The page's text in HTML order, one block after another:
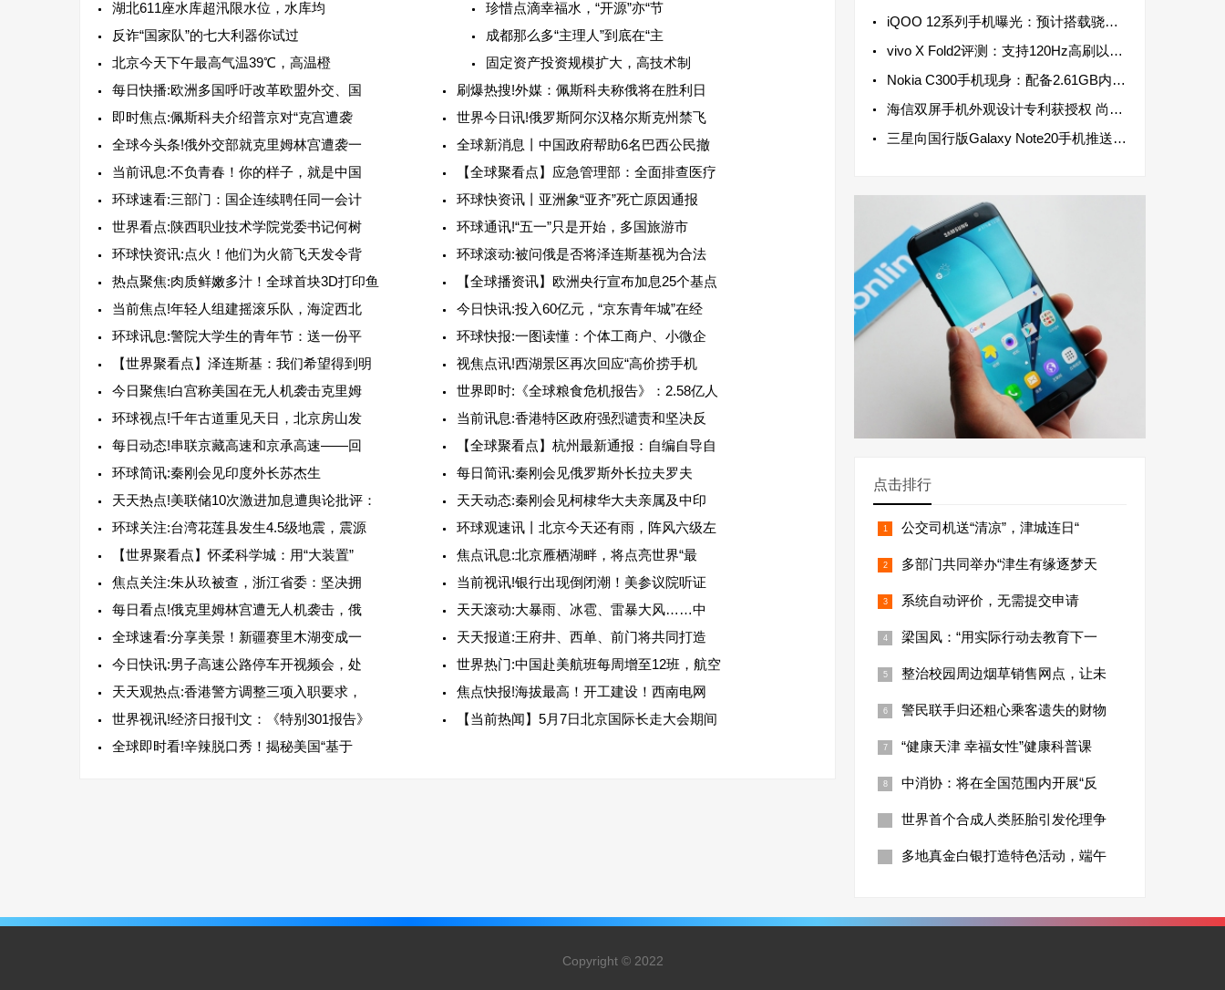
湖北611座水库超汛限水位，水库均
珍惜点滴幸福水，“开源”亦“节
反诈“国家队”的七大利器你试过
成都那么多“主理人”到底在“主
北京今天下午最高气温39℃，高温橙
固定资产投资规模扩大，高技术制
每日快播:欧洲多国呼吁改革欧盟外交、国
刷爆热搜!外媒：佩斯科夫称俄将在胜利日
即时焦点:佩斯科夫介绍普京对“克宫遭袭
世界今日讯!俄罗斯阿尔汉格尔斯克州禁飞
全球今头条!俄外交部就克里姆林宫遭袭一
全球新消息丨中国政府帮助6名巴西公民撤
当前讯息:不负青春！你的样子，就是中国
【全球聚看点】应急管理部：全面排查医疗
环球速看:三部门：国企连续聘任同一会计
环球快资讯丨亚洲象“亚齐”死亡原因通报
世界看点:陕西职业技术学院党委书记何树
环球通讯!“五一”只是开始，多国旅游市
环球快资讯:点火！他们为火箭飞天发令背
环球滚动:被问俄是否将泽连斯基视为合法
热点聚焦:肉质鲜嫩多汁！全球首块3D打印鱼
【全球播资讯】欧洲央行宣布加息25个基点
当前焦点!年轻人组建摇滚乐队，海淀西北
今日快讯:投入60亿元，“京东青年城”在经
环球讯息:警院大学生的青年节：送一份平
环球快报:一图读懂：个体工商户、小微企
【世界聚看点】泽连斯基：我们希望得到明
视焦点讯!西湖景区再次回应“高价捞手机
今日聚焦!白宫称美国在无人机袭击克里姆
世界即时:《全球粮食危机报告》：2.58亿人
环球视点!千年古道重见天日，北京房山发
当前讯息:香港特区政府强烈谴责和坚决反
每日动态!串联京藏高速和京承高速——回
【全球聚看点】杭州最新通报：自编自导自
环球简讯:秦刚会见印度外长苏杰生
每日简讯:秦刚会见俄罗斯外长拉夫罗夫
天天热点!美联储10次激进加息遭舆论批评：
天天动态:秦刚会见柯棣华大夫亲属及中印
环球关注:台湾花莲县发生4.5级地震，震源
环球观速讯丨北京今天还有雨，阵风六级左
【世界聚看点】怀柔科学城：用“大装置”
焦点讯息:北京雁栖湖畔，将点亮世界“最
焦点关注:朱从玖被查，浙江省委：坚决拥
当前视讯!银行出现倒闭潮！美参议院听证
每日看点!俄克里姆林宫遭无人机袭击，俄
天天滚动:大暴雨、冰雹、雷暴大风……中
全球速看:分享美景！新疆赛里木湖变成一
天天报道:王府井、西单、前门将共同打造
今日快讯:男子高速公路停车开视频会，处
世界热门:中国赴美航班每周增至12班，航空
天天观热点:香港警方调整三项入职要求，
焦点快报!海拔最高！开工建设！西南电网
世界视讯!经济日报刊文：《特别301报告》
【当前热闻】5月7日北京国际长走大会期间
全球即时看!辛辣脱口秀！揭秘美国“基于
iQOO 12系列手机曝光：预计搭载骁龙8 Gen 3芯片 于2023年底发布
vivo X Fold2评测：支持120Hz高刷以及LTPO动态高刷，兼顾流畅和省电
Nokia C300手机现身：配备2.61GB内存 单核成绩为306分
海信双屏手机外观设计专利获授权 尚不清楚是否会实装于海信手机之上
三星向国行版Galaxy Note20手机推送新系统更新，支持强制不切换镜头
点击排行
公交司机送“清凉”，津城连日“
多部门共同举办“津生有缘逐梦天
系统自动评价，无需提交申请
梁国凤：“用实际行动去教育下一
整治校园周边烟草销售网点，让未
警民联手归还粗心乘客遗失的财物
“健康天津 幸福女性”健康科普课
中消协：将在全国范围内开展“反
世界首个合成人类胚胎引发伦理争
多地真金白银打造特色活动，端午
Copyright © 2022